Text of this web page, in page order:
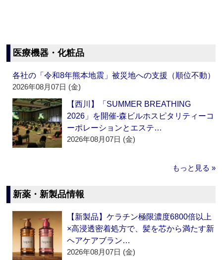
医療機器・化粧品
各社の「令和8年熊本地震」被災地への支援（順位不動）
2026年08月07日 (金)
【西川】「SUMMER BREATHING
2026」を開催‐森ビルホスピタリティーコ
ーポレーションとエステ…
2026年08月07日 (金)
もっと見る »
新薬・新製品情報
【新製品】ケラチン極限濃度6800倍以上
×高浸透密着処方で、髪を芯から満たす新
ヘアケアブラン…
2026年08月07日 (金)